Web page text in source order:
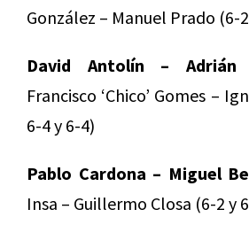
González – Manuel Prado (6-
David Antolín – Adrián
Francisco ‘Chico’ Gomes –
6-4 y 6-4)
Pablo Cardona – Miguel
Insa – Guillermo Closa (6-2 y